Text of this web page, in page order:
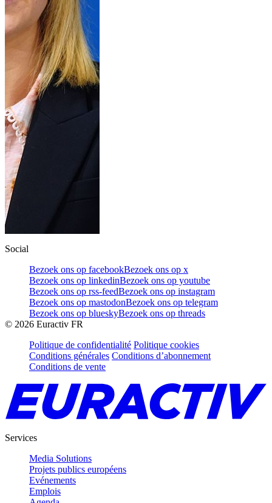
Social
Bezoek ons op facebookBezoek ons op x
Bezoek ons op linkedinBezoek ons op youtube
Bezoek ons op rss-feedBezoek ons op instagram
Bezoek ons op mastodonBezoek ons op telegram
Bezoek ons op blueskyBezoek ons op threads
© 2026 Euractiv FR
Politique de confidentialité Politique cookies
Conditions générales Conditions d’abonnement
Conditions de vente
Services
Media Solutions
Projets publics européens
Evénements
Emplois